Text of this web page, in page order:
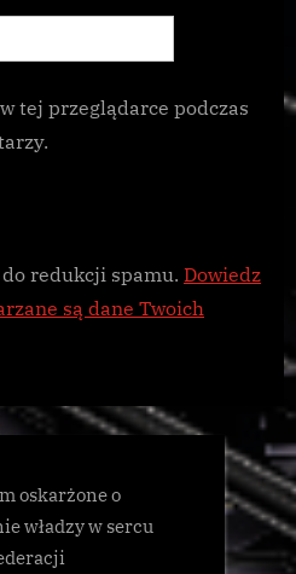
tej przeglądarce podczas
redukcji spamu. Dowiedz
są dane Twoich
oskarżone o
władzy w sercu